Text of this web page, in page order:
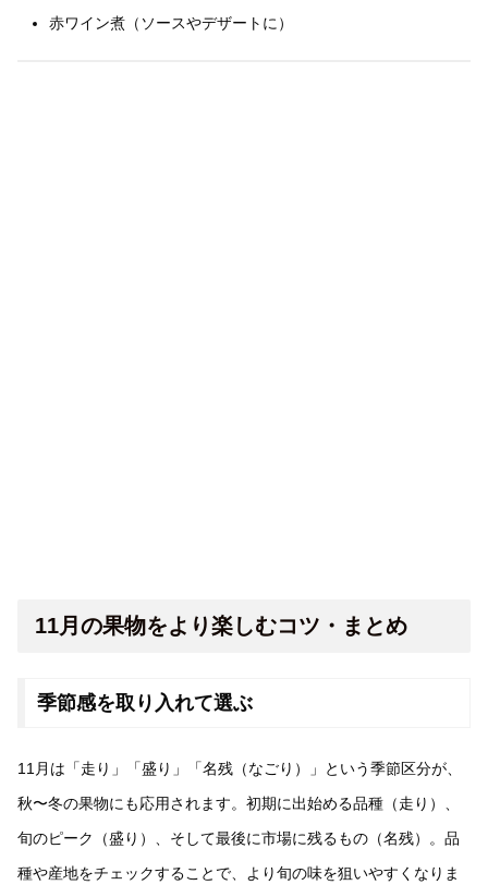
赤ワイン煮（ソースやデザートに）
11月の果物をより楽しむコツ・まとめ
季節感を取り入れて選ぶ
11月は「走り」「盛り」「名残（なごり）」という季節区分が、
秋〜冬の果物にも応用されます。初期に出始める品種（走り）、
旬のピーク（盛り）、そして最後に市場に残るもの（名残）。品
種や産地をチェックすることで、より旬の味を狙いやすくなりま